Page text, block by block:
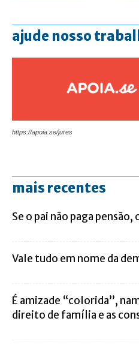
ajude nosso
https://apoia.se/jures
mais recentes
Se o pai não paga pensão,
Vale tudo em nome da
É amizade “colorida”,
direito de família e as